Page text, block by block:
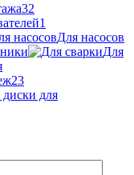
32
1
Для насосов
Для
23
для